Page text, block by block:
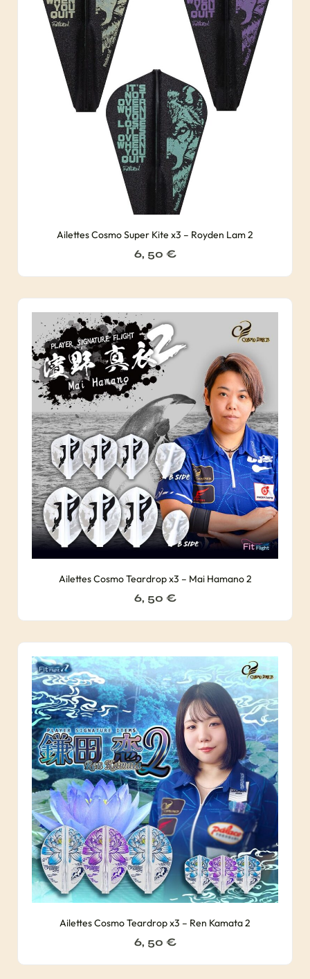
Ailettes Cosmo Super Kite x3 – Royden Lam 2
6, 50 €
Ailettes Cosmo Teardrop x3 – Mai Hamano 2
6, 50 €
Ailettes Cosmo Teardrop x3 – Ren Kamata 2
6, 50 €